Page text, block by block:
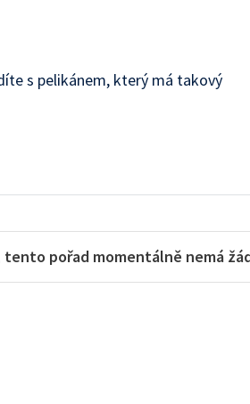
s pelikánem, který má takový
tento pořad momentálně nemá